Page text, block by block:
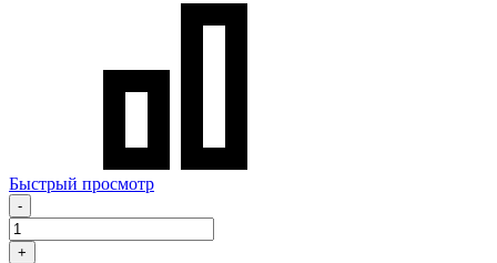
Быстрый просмотр
-
+